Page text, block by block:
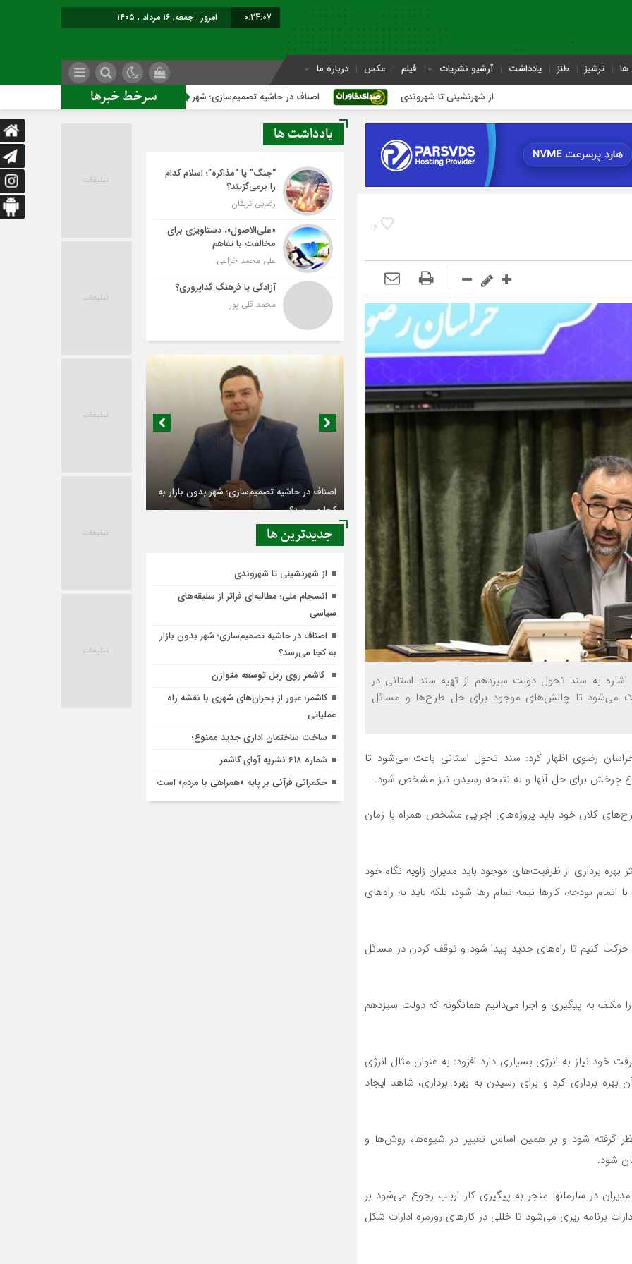
0:24:08 امروز : جمعه, ۱۶ مرداد , ۱۴۰۵
ها ترشیز طنز یادداشت آرشیو نشریات فیلم عکس درباره ما
سرخط خبرها از شهرنشینی تا شهروندی اصناف در حاشیه تصمیم‌سازی؛ شهر بدون بازار به کجا می‌رسد؟
16
اشاره به سند تحول دولت سیزدهم از تهیه سند استانی در
می‌شود تا چالش‌های موجود برای حل طرح‌ها و مسائل
رضوی اظهار کرد: سند تحول استانی باعث می‌شود تا
برای حل آنها و به نتیجه رسیدن نیز مشخص شود.
کلان خود باید پروژه‌های اجرایی مشخص همراه با زمان
بهره برداری از ظرفیت‌های موجود باید مدیران زاویه نگاه خود
اتمام بودجه، کارها نیمه تمام رها شود، بلکه باید به راه‌های
حرکت کنیم تا راه‌های جدید پیدا شود و توقف کردن در مسائل
به پیگیری و اجرا می‌دانیم همانگونه که دولت سیزدهم
خود نیاز به انرژی بسیاری دارد افزود: به عنوان مثال انرژی
برداری کرد و برای رسیدن به بهره برداری، شاهد ایجاد
گرفته شود و بر همین اساس تغییر در شیوه‌ها، روش‌ها و
شود.
در سازمانها منجر به پیگیری کار ارباب رجوع می‌شود بر
برنامه ریزی می‌شود تا خللی در کارهای روزمره ادارات شکل
یادداشت ها
“جنگ” یا “مذاکره”؛ اسلام کدام
را برمی‌گزیند؟
رضایی تربقان
«علی‌الاصول»، دستاویزی برای
مخالفت با تفاهم
علی محمد خزاعی
آزادگی یا فرهنگِ گداپروری؟
محمد قلی پور
اصناف در حاشیه تصمیم‌سازی؛ شهر بدون بازار به
کجا می‌رسد؟
جديدترين ها
از شهرنشینی تا شهروندی
انسجام ملی؛ مطالبه‌ای فراتر از سلیقه‌های
سیاسی
اصناف در حاشیه تصمیم‌سازی؛ شهر بدون بازار
به کجا می‌رسد؟
کاشمر روی ریل توسعه متوازن
کاشمر؛ عبور از بحران‌های شهری با نقشه راه
عملیاتی
ساخت ساختمان اداری جدید ممنوع؛
شماره 618 نشریه آوای کاشمر
حکمرانی قرآنی بر پایه «همراهی با مردم» است